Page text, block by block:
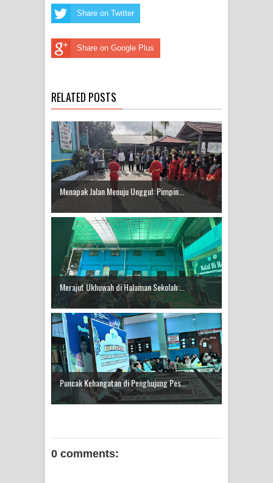
Share on Twitter
Share on Google Plus
RELATED POSTS
Menapak Jalan Menuju Unggul: Pimpin...
Merajut Ukhuwah di Halaman Sekolah:...
Puncak Kehangatan di Penghujung Pes...
0 comments: